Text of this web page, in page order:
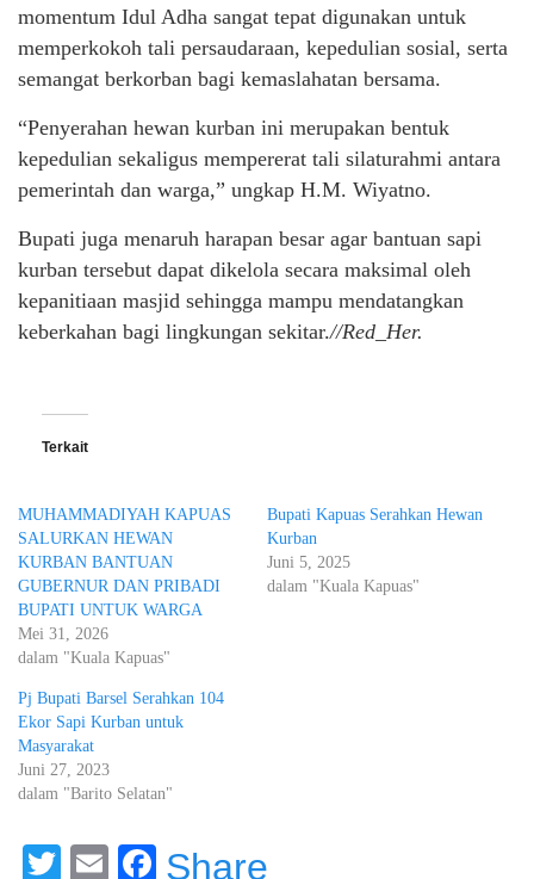
momentum Idul Adha sangat tepat digunakan untuk
memperkokoh tali persaudaraan, kepedulian sosial, serta
semangat berkorban bagi kemaslahatan bersama.
“Penyerahan hewan kurban ini merupakan bentuk
kepedulian sekaligus mempererat tali silaturahmi antara
pemerintah dan warga,” ungkap H.M. Wiyatno.
Bupati juga menaruh harapan besar agar bantuan sapi
kurban tersebut dapat dikelola secara maksimal oleh
kepanitiaan masjid sehingga mampu mendatangkan
keberkahan bagi lingkungan sekitar.//Red_Her.
Terkait
MUHAMMADIYAH KAPUAS
SALURKAN HEWAN
KURBAN BANTUAN
GUBERNUR DAN PRIBADI
BUPATI UNTUK WARGA
Mei 31, 2026
dalam "Kuala Kapuas"
Bupati Kapuas Serahkan Hewan
Kurban
Juni 5, 2025
dalam "Kuala Kapuas"
Pj Bupati Barsel Serahkan 104
Ekor Sapi Kurban untuk
Masyarakat
Juni 27, 2023
dalam "Barito Selatan"
Twitter
EmailFacebook
Share